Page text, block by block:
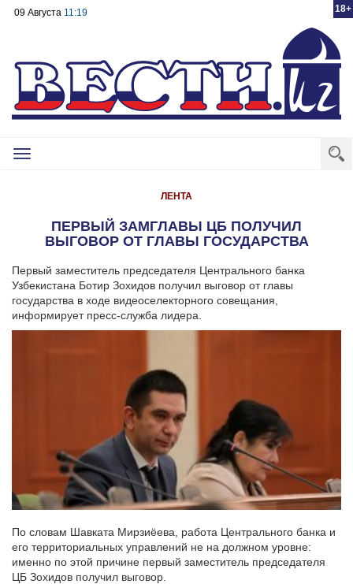
18+
09 Августа 11:19
Toggle
ЛЕНТА
ПЕРВЫЙ ЗАМГЛАВЫ ЦБ ПОЛУЧИЛ
ВЫГОВОР ОТ ГЛАВЫ ГОСУДАРСТВА
Первый заместитель председателя Центрального банка
Узбекистана Ботир Зохидов получил выговор от главы
государства в ходе видеоселекторного совещания,
информирует пресс-служба лидера.
По словам Шавката Мирзиёева, работа Центрального банка и
его территориальных управлений не на должном уровне:
именно по этой причине первый заместитель председателя
ЦБ Зохидов получил выговор.